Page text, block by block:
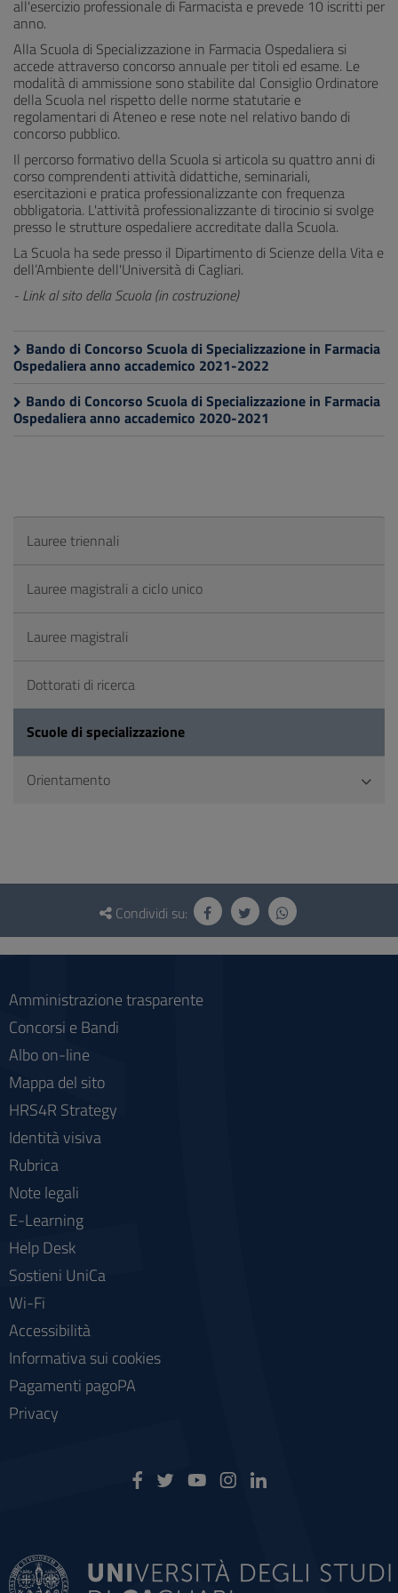
all'esercizio professionale di Farmacista e prevede 10 iscritti per
anno.
Alla Scuola di Specializzazione in Farmacia Ospedaliera si
accede attraverso concorso annuale per titoli ed esame. Le
modalità di ammissione sono stabilite dal Consiglio Ordinatore
della Scuola nel rispetto delle norme statutarie e
regolamentari di Ateneo e rese note nel relativo bando di
concorso pubblico.
Il percorso formativo della Scuola si articola su quattro anni di
corso comprendenti attività didattiche, seminariali,
esercitazioni e pratica professionalizzante con frequenza
obbligatoria. L'attività professionalizzante di tirocinio si svolge
presso le strutture ospedaliere accreditate dalla Scuola.
La Scuola ha sede presso il Dipartimento di Scienze della Vita e
dell’Ambiente dell'Università di Cagliari.
- Link al sito della Scuola (in costruzione)
Bando di Concorso Scuola di Specializzazione in Farmacia
Ospedaliera anno accademico 2021-2022
Bando di Concorso Scuola di Specializzazione in Farmacia
Ospedaliera anno accademico 2020-2021
Lauree triennali
Lauree magistrali a ciclo unico
Lauree magistrali
Dottorati di ricerca
Scuole di specializzazione
Orientamento
Questionario
social
Condividi su:
Amministrazione trasparente
Concorsi e Bandi
Albo on-line
Mappa del sito
HRS4R Strategy
Identità visiva
Rubrica
Note legali
E-Learning
Help Desk
Sostieni UniCa
Wi-Fi
Accessibilità
Informativa sui cookies
Pagamenti pagoPA
Privacy